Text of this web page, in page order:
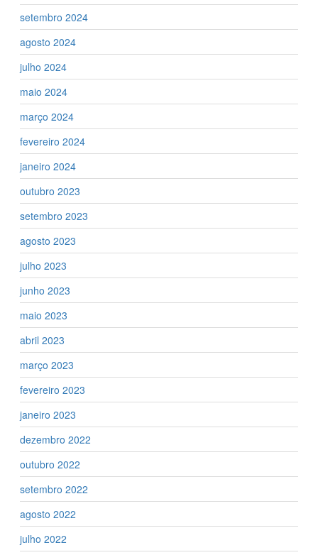
setembro 2024
agosto 2024
julho 2024
maio 2024
março 2024
fevereiro 2024
janeiro 2024
outubro 2023
setembro 2023
agosto 2023
julho 2023
junho 2023
maio 2023
abril 2023
março 2023
fevereiro 2023
janeiro 2023
dezembro 2022
outubro 2022
setembro 2022
agosto 2022
julho 2022